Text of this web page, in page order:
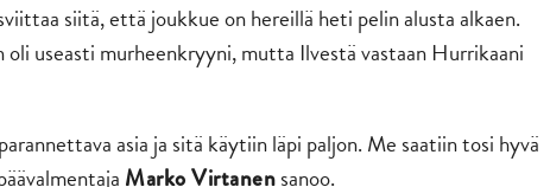
siitä, että joukkue on hereillä heti pelin alusta alkaen.
useasti murheenkryyni, mutta Ilvestä vastaan Hurrikaani
asia ja sitä käytiin läpi paljon. Me saatiin tosi hyvä
Marko Virtanensanoo.